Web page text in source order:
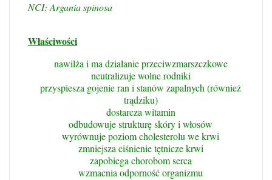
NCI: Argania spinosa
Właściwości
nawilża i ma działanie przeciwzmarszczkowe
neutralizuje wolne rodniki
przyspiesza gojenie ran i stanów zapalnych (również
trądziku)
dostarcza witamin
odbudowuje strukturę skóry i włosów
wyrównuje poziom cholesterolu we krwi
zmniejsza ciśnienie tętnicze krwi
zapobiega chorobom serca
wzmacnia odporność organizmu